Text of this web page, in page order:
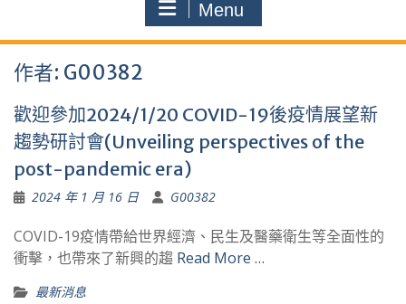
Menu
作者: G00382
歡迎參加2024/1/20 COVID-19後疫情展望新
趨勢研討會(Unveiling perspectives of the
post-pandemic era)
2024 年 1 月 16 日 G00382
COVID-19疫情帶給世界經濟、民生及醫藥衛生等全面性的
衝擊，也帶來了新興的趨 Read More …
最新消息